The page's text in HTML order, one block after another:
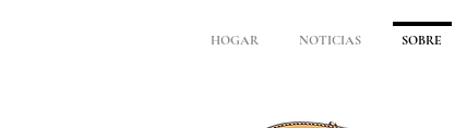
HOGAR NOTICIAS SOBRE